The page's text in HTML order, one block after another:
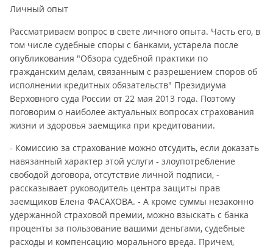
Личный опыт
Рассматриваем вопрос в свете личного опыта. Часть его, в
том числе судебные споры с банками, устарела после
опубликования "Обзора судебной практики по
гражданским делам, связанным с разрешением споров об
исполнении кредитных обязательств" Президиума
Верховного суда России от 22 мая 2013 года. Поэтому
поговорим о наиболее актуальных вопросах страхования
жизни и здоровья заемщика при кредитовании.
- Комиссию за страхование можно отсудить, если доказать
навязанный характер этой услуги - злоупотребление
свободой договора, отсутствие личной подписи, -
рассказывает руководитель центра защиты прав
заемщиков Елена ФАСАХОВА. - А кроме суммы незаконно
удержанной страховой премии, можно взыскать с банка
проценты за пользование вашими деньгами, судебные
расходы и компенсацию морального вреда. Причем,